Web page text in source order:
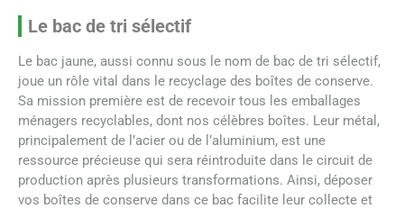
Le bac de tri sélectif
Le bac jaune, aussi connu sous le nom de bac de tri sélectif,
joue un rôle vital dans le recyclage des boîtes de conserve.
Sa mission première est de recevoir tous les emballages
ménagers recyclables, dont nos célèbres boîtes. Leur métal,
principalement de l’acier ou de l’aluminium, est une
ressource précieuse qui sera réintroduite dans le circuit de
production après plusieurs transformations. Ainsi, déposer
vos boîtes de conserve dans ce bac facilite leur collecte et